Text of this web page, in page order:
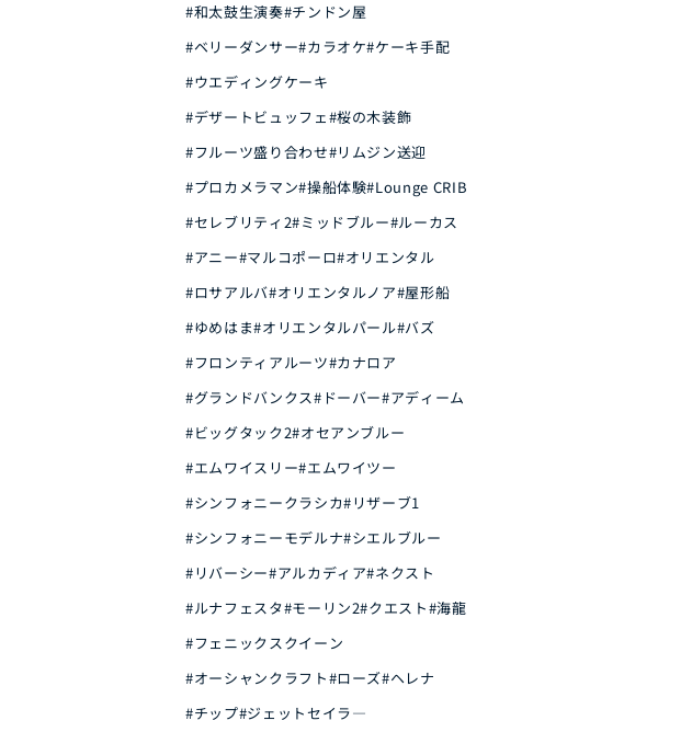
#和太鼓生演奏#チンドン屋
#ベリーダンサー#カラオケ#ケーキ手配
#ウエディングケーキ
#デザートビュッフェ#桜の木装飾
#フルーツ盛り合わせ#リムジン送迎
#プロカメラマン#操船体験#Lounge CRIB
#セレブリティ2#ミッドブルー#ルーカス
#アニー#マルコポーロ#オリエンタル
#ロサアルバ#オリエンタルノア#屋形船
#ゆめはま#オリエンタルパール#バズ
#フロンティアルーツ#カナロア
#グランドバンクス#ドーバー#アディーム
#ビッグタック2#オセアンブルー
#エムワイスリー#エムワイツー
#シンフォニークラシカ#リザーブ1
#シンフォニーモデルナ#シエルブルー
#リバーシー#アルカディア#ネクスト
#ルナフェスタ#モーリン2#クエスト#海龍
#フェニックスクイーン
#オーシャンクラフト#ローズ#ヘレナ
#チップ#ジェットセイラ―